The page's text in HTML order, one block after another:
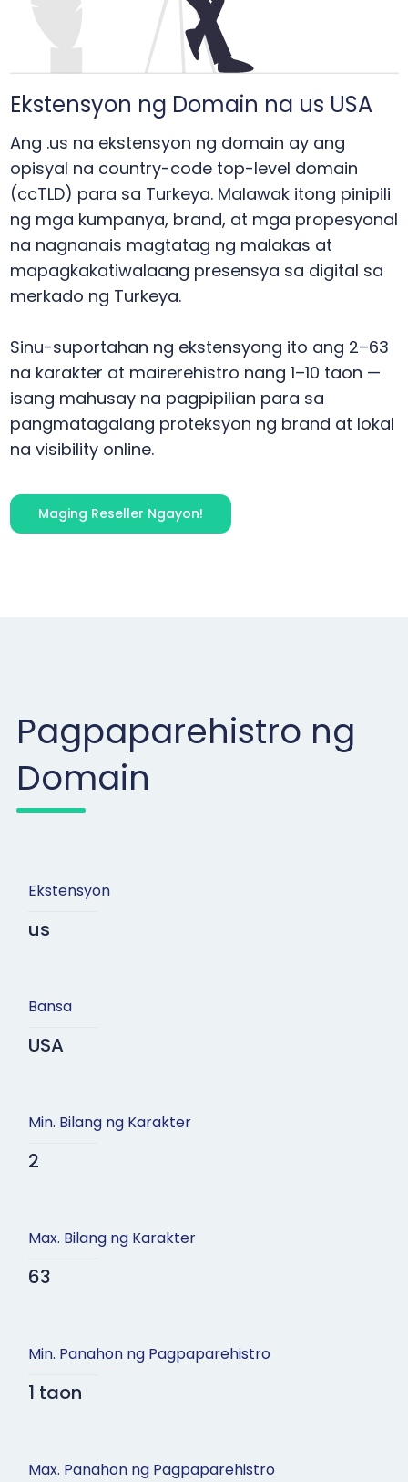
Ekstensyon ng Domain na us USA
Ang .us na ekstensyon ng domain ay ang
opisyal na country-code top-level domain
(ccTLD) para sa Turkeya. Malawak itong pinipili
ng mga kumpanya, brand, at mga propesyonal
na nagnanais magtatag ng malakas at
mapagkakatiwalaang presensya sa digital sa
merkado ng Turkeya.
Sinu-suportahan ng ekstensyong ito ang 2–63
na karakter at mairerehistro nang 1–10 taon —
isang mahusay na pagpipilian para sa
pangmatagalang proteksyon ng brand at lokal
na visibility online.
Maging Reseller Ngayon!
Pagpaparehistro ng
Domain
Ekstensyon
us
Bansa
USA
Min. Bilang ng Karakter
2
Max. Bilang ng Karakter
63
Min. Panahon ng Pagpaparehistro
1 taon
Max. Panahon ng Pagpaparehistro